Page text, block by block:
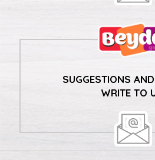
SUGGESTIONS
WRITE TO